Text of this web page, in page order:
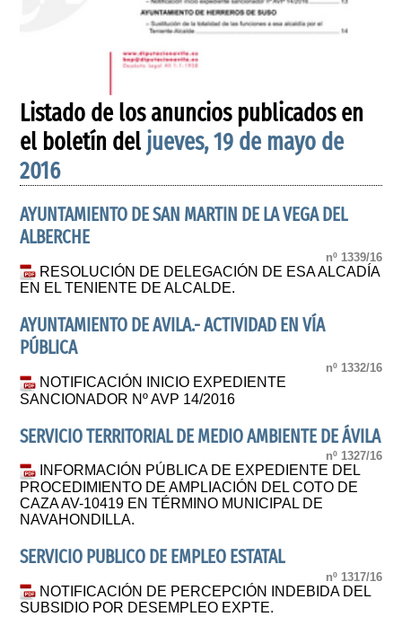
Listado de los anuncios publicados en
el boletín del jueves, 19 de mayo de
2016
AYUNTAMIENTO DE SAN MARTIN DE LA VEGA DEL
ALBERCHE
nº 1339/16
RESOLUCIÓN DE DELEGACIÓN DE ESA ALCADÍA
EN EL TENIENTE DE ALCALDE.
AYUNTAMIENTO DE AVILA.- ACTIVIDAD EN VÍA
PÚBLICA
nº 1332/16
NOTIFICACIÓN INICIO EXPEDIENTE
SANCIONADOR Nº AVP 14/2016
SERVICIO TERRITORIAL DE MEDIO AMBIENTE DE ÁVILA
nº 1327/16
INFORMACIÓN PÚBLICA DE EXPEDIENTE DEL
PROCEDIMIENTO DE AMPLIACIÓN DEL COTO DE
CAZA AV-10419 EN TÉRMINO MUNICIPAL DE
NAVAHONDILLA.
SERVICIO PUBLICO DE EMPLEO ESTATAL
nº 1317/16
NOTIFICACIÓN DE PERCEPCIÓN INDEBIDA DEL
SUBSIDIO POR DESEMPLEO EXPTE.